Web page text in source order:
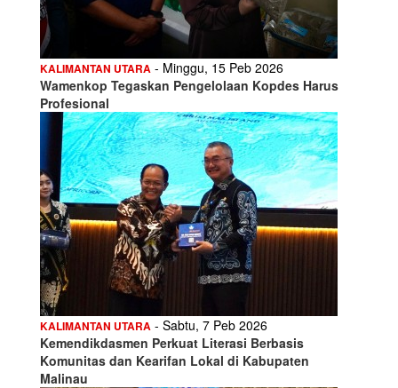
KALIMANTAN UTARA - Minggu, 15 Peb 2026
Wamenkop Tegaskan Pengelolaan Kopdes Harus
Profesional
KALIMANTAN UTARA - Sabtu, 7 Peb 2026
Kemendikdasmen Perkuat Literasi Berbasis
Komunitas dan Kearifan Lokal di Kabupaten
Malinau